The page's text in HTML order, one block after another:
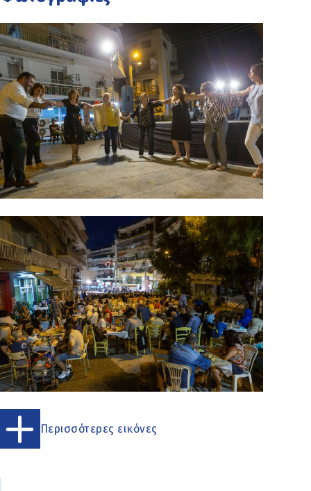
Περισσότερες εικόνες